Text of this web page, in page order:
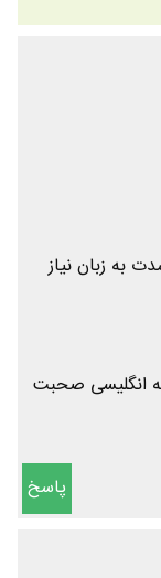
به زبان نیاز
انگلیسی صحبت
پاسخ